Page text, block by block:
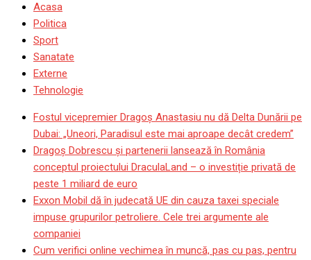
Acasa
Politica
Sport
Sanatate
Externe
Tehnologie
Fostul vicepremier Dragoș Anastasiu nu dă Delta Dunării pe
Dubai: „Uneori, Paradisul este mai aproape decât credem”
Dragoş Dobrescu şi partenerii lansează în România
conceptul proiectului DraculaLand – o investiție privată de
peste 1 miliard de euro
Exxon Mobil dă în judecată UE din cauza taxei speciale
impuse grupurilor petroliere. Cele trei argumente ale
companiei
Cum verifici online vechimea în muncă, pas cu pas, pentru